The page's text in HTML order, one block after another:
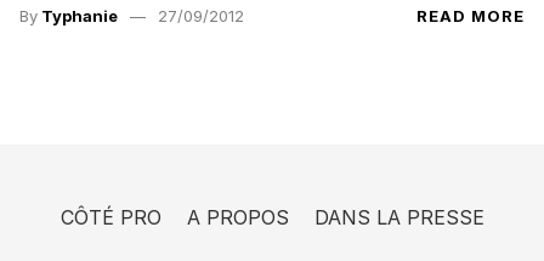
By Typhanie 27/09/2012 READ MORE
CÔTÉ PRO A PROPOS DANS LA PRESSE